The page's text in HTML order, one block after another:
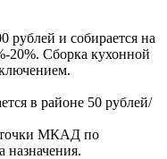
рублей и собирается на
20%. Сборка кухонной
в районе 50 рублей/
точки МКАД по
назначения.